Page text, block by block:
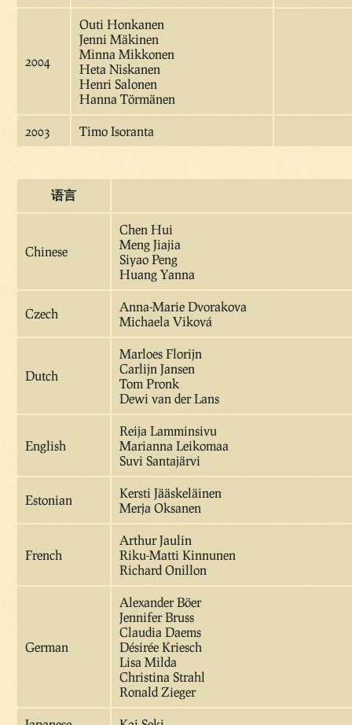
2004
Outi Honkanen
Jenni Mäkinen
Minna Mikkonen
Heta Niskanen
Henri Salonen
Hanna Törmänen
2003 Timo Isoranta
语言
Chinese
Chen Hui
Meng Jiajia
Siyao Peng
Huang Yanna
Czech
Anna-Marie Dvorakova
Michaela Viková
Dutch
Marloes Florijn
Carlijn Jansen
Tom Pronk
Dewi van der Lans
English
Reija Lamminsivu
Marianna Leikomaa
Suvi Santajärvi
Estonian
Kersti Jääskeläinen
Merja Oksanen
French
Arthur Jaulin
Riku-Matti Kinnunen
Richard Onillon
German
Alexander Böer
Jennifer Bruss
Claudia Daems
Désirée Kriesch
Lisa Milda
Christina Strahl
Ronald Zieger